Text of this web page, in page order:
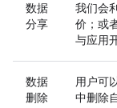
数据
分享
我们会
价；或
与应用
数据
删除
用户可
中删除